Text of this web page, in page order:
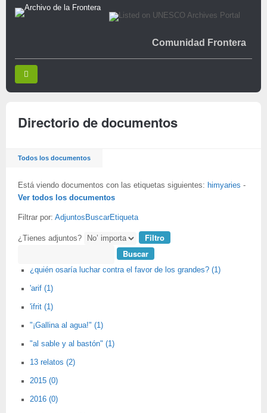
Comunidad Frontera
Directorio de documentos
Todos los documentos
Está viendo documentos con las etiquetas siguientes: himyaries -
Ver todos los documentos
Filtrar por: Adjuntos BuscarEtiqueta
¿Tienes adjuntos?
¿quién osaría luchar contra el favor de los grandes? (1)
'arif (1)
'ifrit (1)
"¡Gallina al agua!" (1)
"al sable y al bastón" (1)
13 relatos (2)
2015 (0)
2016 (0)